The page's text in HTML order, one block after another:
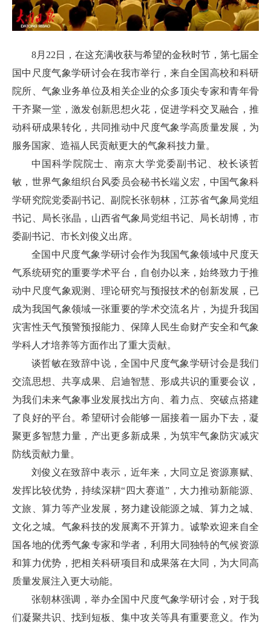
8月22日，在这充满收获与希望的金秋时节，第七届全
国中尺度气象学研讨会在我市举行，来自全国高校和科研
院所、气象业务单位及相关企业的众多顶尖专家和青年骨
干齐聚一堂，激发创新思想火花，促进学科交叉融合，推
动科研成果转化，共同推动中尺度气象学高质量发展，为
服务国家、造福人民贡献更大的气象科技力量。
中国科学院院士、南京大学党委副书记、校长谈哲
敏，世界气象组织台风委员会秘书长端义宏，中国气象科
学研究院党委副书记、副院长张朝林，江苏省气象局党组
书记、局长张晶，山西省气象局党组书记、局长胡博，市
委副书记、市长刘俊义出席。
全国中尺度气象学研讨会作为我国气象领域中尺度天
气系统研究的重要学术平台，自创办以来，始终致力于推
动中尺度气象观测、理论研究与预报技术的创新发展，已
成为我国气象领域一张重要的学术交流名片，为提升我国
灾害性天气预警预报能力、保障人民生命财产安全和气象
学科人才培养等方面作出了重大贡献。
谈哲敏在致辞中说，全国中尺度气象学研讨会是我们
交流思想、共享成果、启迪智慧、形成共识的重要会议，
为我们未来气象事业发展找出方向、着力点、突破点搭建
了良好的平台。希望研讨会能够一届接着一届办下去，凝
聚更多智慧力量，产出更多新成果，为筑牢气象防灾减灾
防线贡献力量。
刘俊义在致辞中表示，近年来，大同立足资源禀赋、
发挥比较优势，持续深耕“四大赛道”，大力推动新能源、
文旅、算力等产业发展，努力建设能源之城、算力之城、
文化之城。气象科技的发展离不开算力。诚挚欢迎来自全
国各地的优秀气象专家和学者，利用大同独特的气候资源
和算力优势，把相关科研项目和成果落在大同，为大同高
质量发展注入更大动能。
张朝林强调，举办全国中尺度气象学研讨会，对于我
们凝聚共识、找到短板、集中攻关等具有重要意义。作为